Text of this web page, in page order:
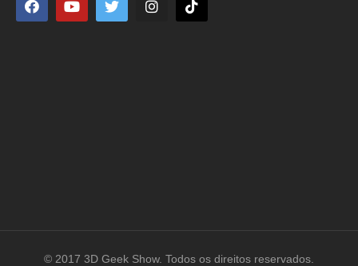
© 2017 3D Geek Show. Todos os direitos reservados.